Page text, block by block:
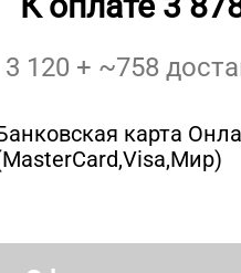
3 120 + ~758
карта